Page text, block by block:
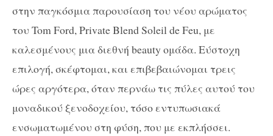
στην παγκόσμια παρουσίαση του νέου αρώματος
του Tom Ford, Private Blend Soleil de Feu, με
καλεσμένους μια διεθνή beauty ομάδα. Εύστοχη
επιλογή, σκέφτομαι, και επιβεβαιώνομαι τρεις
ώρες αργότερα, όταν περνάω τις πύλες αυτού του
μοναδικού ξενοδοχείου, τόσο εντυπωσιακά
ενσωματωμένου στη φύση, που με εκπλήσσει.